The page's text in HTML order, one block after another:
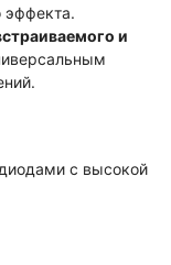
эффекта.
и
с высокой